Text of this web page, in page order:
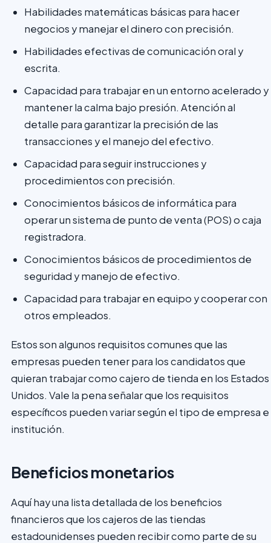
Habilidades matemáticas básicas para hacer
negocios y manejar el dinero con precisión.
Habilidades efectivas de comunicación oral y
escrita.
Capacidad para trabajar en un entorno acelerado y
mantener la calma bajo presión. Atención al
detalle para garantizar la precisión de las
transacciones y el manejo del efectivo.
Capacidad para seguir instrucciones y
procedimientos con precisión.
Conocimientos básicos de informática para
operar un sistema de punto de venta (POS) o caja
registradora.
Conocimientos básicos de procedimientos de
seguridad y manejo de efectivo.
Capacidad para trabajar en equipo y cooperar con
otros empleados.
Estos son algunos requisitos comunes que las
empresas pueden tener para los candidatos que
quieran trabajar como cajero de tienda en los Estados
Unidos. Vale la pena señalar que los requisitos
específicos pueden variar según el tipo de empresa e
institución.
Beneficios monetarios
Aquí hay una lista detallada de los beneficios
financieros que los cajeros de las tiendas
estadounidenses pueden recibir como parte de su